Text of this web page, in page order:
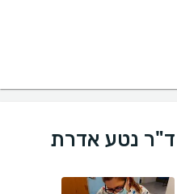
ד"ר נטע אדרת